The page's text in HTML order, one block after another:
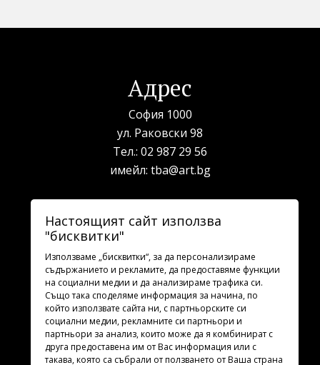
Адрес
София 1000
ул. Раковски 98
Тел.: 02 987 29 56
имейл: tba@art.bg
Билетна каса
телефон:
рабoтно време: 10:00 - 19:30
Последвайте ни
Настоящият сайт използва
"бисквитки"
Използваме „бисквитки“, за да персонализираме
съдържанието и рекламите, да предоставяме функции
на социални медии и да анализираме трафика си.
Също така споделяме информация за начина, по
който използвате сайта ни, с партньорските си
социални медии, рекламните си партньори и
партньори за анализ, които може да я комбинират с
друга предоставена им от Вас информация или с
такава, която са събрали от ползването от Ваша страна